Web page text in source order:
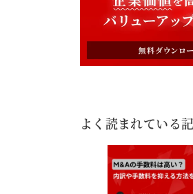
よく読まれている